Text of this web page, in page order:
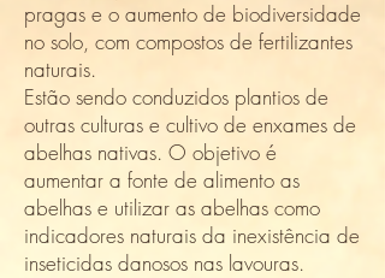
pragas e o aumento de biodiversidade
no solo, com compostos de fertilizantes
naturais.
Estão sendo conduzidos plantios de
outras culturas e cultivo de enxames de
abelhas nativas. O objetivo é
aumentar a fonte de alimento as
abelhas e utilizar as abelhas como
indicadores naturais da inexistência de
inseticidas danosos nas lavouras.